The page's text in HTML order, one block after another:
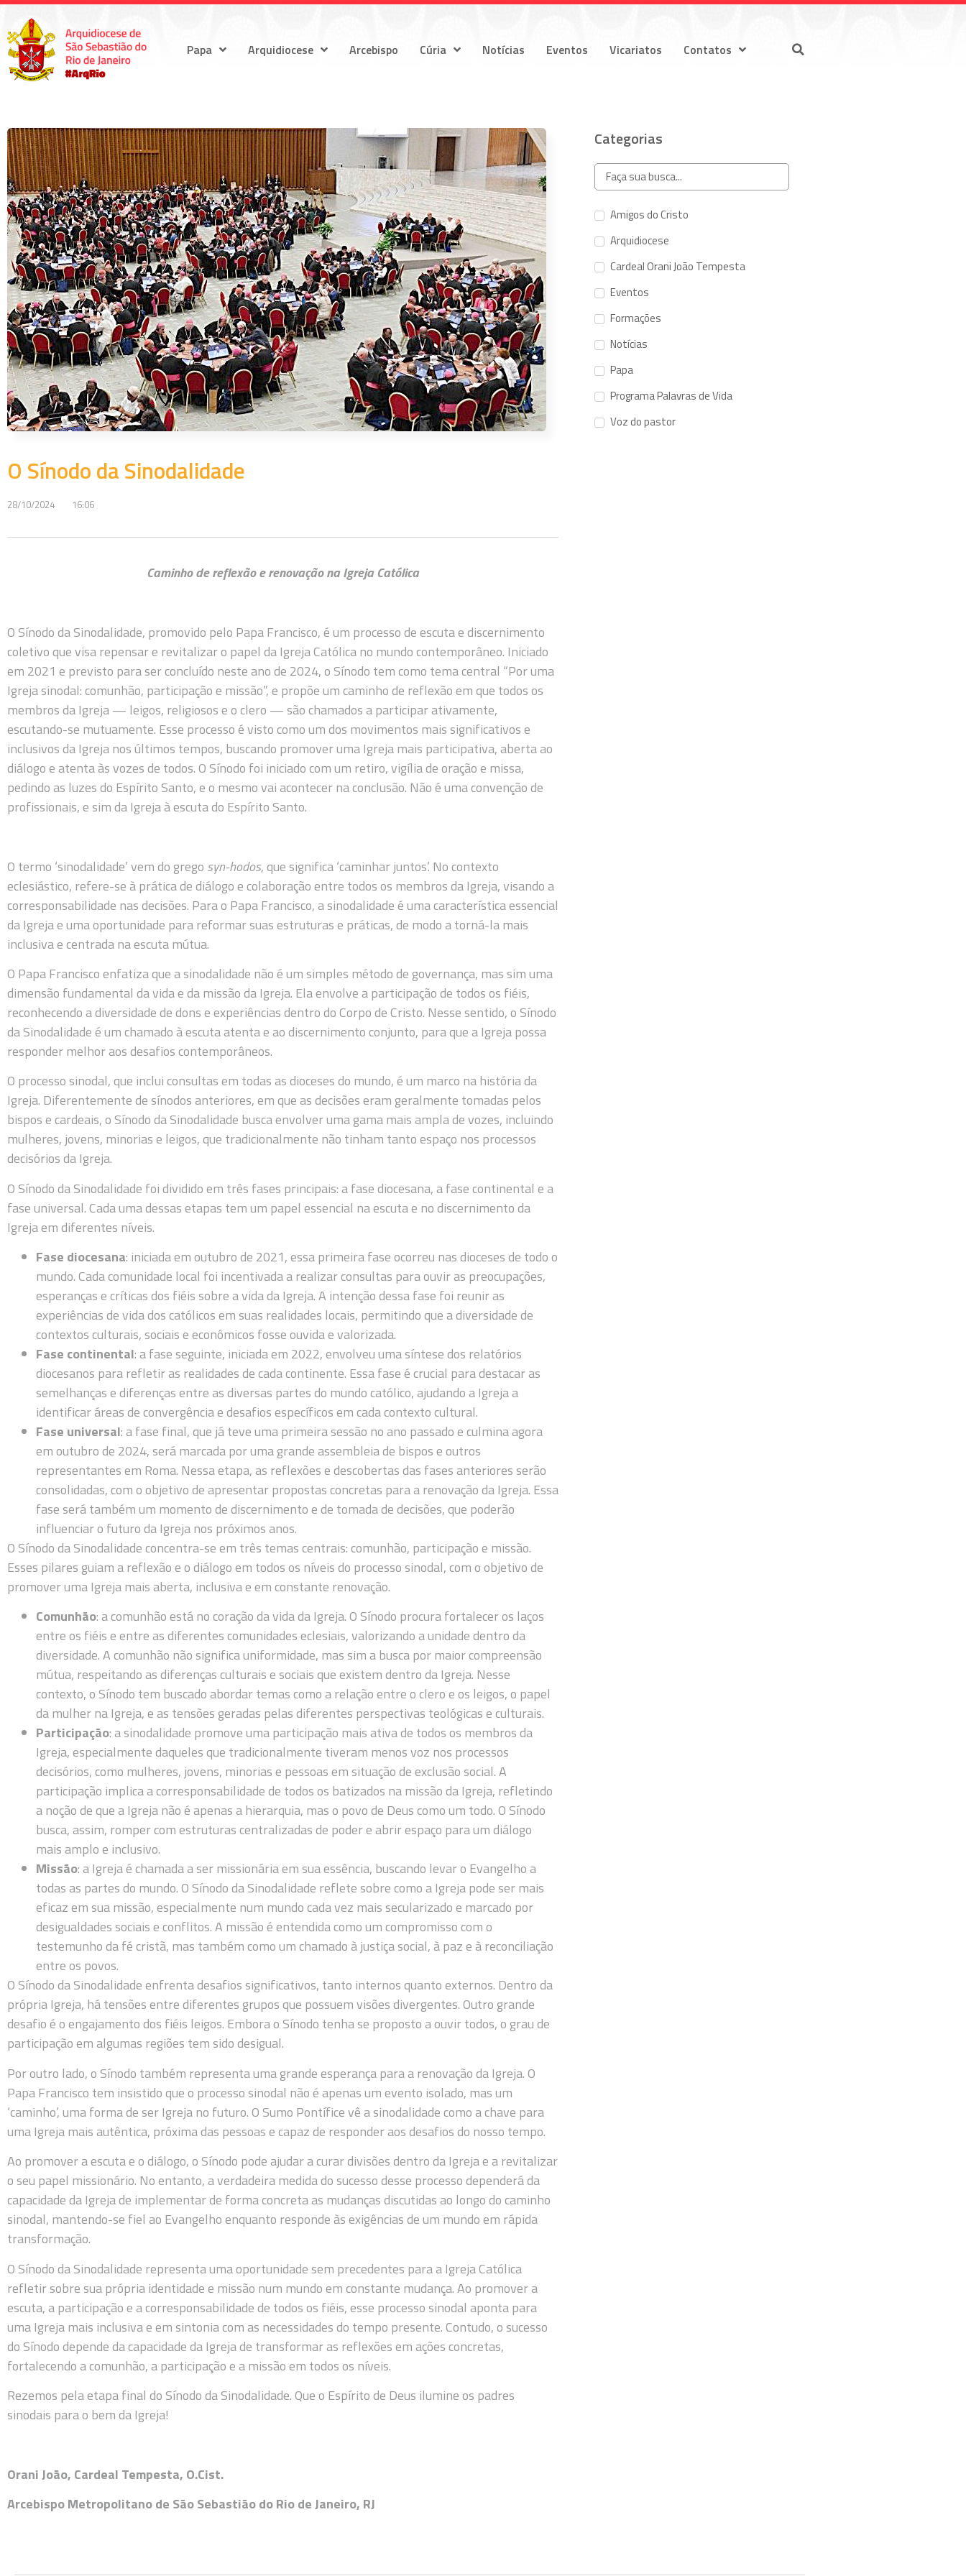
Papa Arquidiocese Arcebispo Cúria Notícias Eventos Vicariatos Contatos
O Sínodo da Sinodalidade
28/10/2024 16:06
Caminho de reflexão e renovação na Igreja Católica
O Sínodo da Sinodalidade, promovido pelo Papa Francisco, é um processo de escuta e discernimento
coletivo que visa repensar e revitalizar o papel da Igreja Católica no mundo contemporâneo. Iniciado
em 2021 e previsto para ser concluído neste ano de 2024, o Sínodo tem como tema central “Por uma
Igreja sinodal: comunhão, participação e missão”, e propõe um caminho de reflexão em que todos os
membros da Igreja — leigos, religiosos e o clero — são chamados a participar ativamente,
escutando-se mutuamente. Esse processo é visto como um dos movimentos mais significativos e
inclusivos da Igreja nos últimos tempos, buscando promover uma Igreja mais participativa, aberta ao
diálogo e atenta às vozes de todos. O Sínodo foi iniciado com um retiro, vigília de oração e missa,
pedindo as luzes do Espírito Santo, e o mesmo vai acontecer na conclusão. Não é uma convenção de
profissionais, e sim da Igreja à escuta do Espírito Santo.
O termo ‘sinodalidade’ vem do grego syn-hodos, que significa ‘caminhar juntos’. No contexto
eclesiástico, refere-se à prática de diálogo e colaboração entre todos os membros da Igreja, visando a
corresponsabilidade nas decisões. Para o Papa Francisco, a sinodalidade é uma característica essencial
da Igreja e uma oportunidade para reformar suas estruturas e práticas, de modo a torná-la mais
inclusiva e centrada na escuta mútua.
O Papa Francisco enfatiza que a sinodalidade não é um simples método de governança, mas sim uma
dimensão fundamental da vida e da missão da Igreja. Ela envolve a participação de todos os fiéis,
reconhecendo a diversidade de dons e experiências dentro do Corpo de Cristo. Nesse sentido, o Sínodo
da Sinodalidade é um chamado à escuta atenta e ao discernimento conjunto, para que a Igreja possa
responder melhor aos desafios contemporâneos.
O processo sinodal, que inclui consultas em todas as dioceses do mundo, é um marco na história da
Igreja. Diferentemente de sínodos anteriores, em que as decisões eram geralmente tomadas pelos
bispos e cardeais, o Sínodo da Sinodalidade busca envolver uma gama mais ampla de vozes, incluindo
mulheres, jovens, minorias e leigos, que tradicionalmente não tinham tanto espaço nos processos
decisórios da Igreja.
O Sínodo da Sinodalidade foi dividido em três fases principais: a fase diocesana, a fase continental e a
fase universal. Cada uma dessas etapas tem um papel essencial na escuta e no discernimento da
Igreja em diferentes níveis.
Fase diocesana: iniciada em outubro de 2021, essa primeira fase ocorreu nas dioceses de todo o
mundo. Cada comunidade local foi incentivada a realizar consultas para ouvir as preocupações,
esperanças e críticas dos fiéis sobre a vida da Igreja. A intenção dessa fase foi reunir as
experiências de vida dos católicos em suas realidades locais, permitindo que a diversidade de
contextos culturais, sociais e econômicos fosse ouvida e valorizada.
Fase continental: a fase seguinte, iniciada em 2022, envolveu uma síntese dos relatórios
diocesanos para refletir as realidades de cada continente. Essa fase é crucial para destacar as
semelhanças e diferenças entre as diversas partes do mundo católico, ajudando a Igreja a
identificar áreas de convergência e desafios específicos em cada contexto cultural.
Fase universal: a fase final, que já teve uma primeira sessão no ano passado e culmina agora
em outubro de 2024, será marcada por uma grande assembleia de bispos e outros
representantes em Roma. Nessa etapa, as reflexões e descobertas das fases anteriores serão
consolidadas, com o objetivo de apresentar propostas concretas para a renovação da Igreja. Essa
fase será também um momento de discernimento e de tomada de decisões, que poderão
influenciar o futuro da Igreja nos próximos anos.
O Sínodo da Sinodalidade concentra-se em três temas centrais: comunhão, participação e missão.
Esses pilares guiam a reflexão e o diálogo em todos os níveis do processo sinodal, com o objetivo de
promover uma Igreja mais aberta, inclusiva e em constante renovação.
Comunhão: a comunhão está no coração da vida da Igreja. O Sínodo procura fortalecer os laços
entre os fiéis e entre as diferentes comunidades eclesiais, valorizando a unidade dentro da
diversidade. A comunhão não significa uniformidade, mas sim a busca por maior compreensão
mútua, respeitando as diferenças culturais e sociais que existem dentro da Igreja. Nesse
contexto, o Sínodo tem buscado abordar temas como a relação entre o clero e os leigos, o papel
da mulher na Igreja, e as tensões geradas pelas diferentes perspectivas teológicas e culturais.
Participação: a sinodalidade promove uma participação mais ativa de todos os membros da
Igreja, especialmente daqueles que tradicionalmente tiveram menos voz nos processos
decisórios, como mulheres, jovens, minorias e pessoas em situação de exclusão social. A
participação implica a corresponsabilidade de todos os batizados na missão da Igreja, refletindo
a noção de que a Igreja não é apenas a hierarquia, mas o povo de Deus como um todo. O Sínodo
busca, assim, romper com estruturas centralizadas de poder e abrir espaço para um diálogo
mais amplo e inclusivo.
Missão: a Igreja é chamada a ser missionária em sua essência, buscando levar o Evangelho a
todas as partes do mundo. O Sínodo da Sinodalidade reflete sobre como a Igreja pode ser mais
eficaz em sua missão, especialmente num mundo cada vez mais secularizado e marcado por
desigualdades sociais e conflitos. A missão é entendida como um compromisso com o
testemunho da fé cristã, mas também como um chamado à justiça social, à paz e à reconciliação
entre os povos.
O Sínodo da Sinodalidade enfrenta desafios significativos, tanto internos quanto externos. Dentro da
própria Igreja, há tensões entre diferentes grupos que possuem visões divergentes. Outro grande
desafio é o engajamento dos fiéis leigos. Embora o Sínodo tenha se proposto a ouvir todos, o grau de
participação em algumas regiões tem sido desigual.
Por outro lado, o Sínodo também representa uma grande esperança para a renovação da Igreja. O
Papa Francisco tem insistido que o processo sinodal não é apenas um evento isolado, mas um
‘caminho’, uma forma de ser Igreja no futuro. O Sumo Pontífice vê a sinodalidade como a chave para
uma Igreja mais autêntica, próxima das pessoas e capaz de responder aos desafios do nosso tempo.
Ao promover a escuta e o diálogo, o Sínodo pode ajudar a curar divisões dentro da Igreja e a revitalizar
o seu papel missionário. No entanto, a verdadeira medida do sucesso desse processo dependerá da
capacidade da Igreja de implementar de forma concreta as mudanças discutidas ao longo do caminho
sinodal, mantendo-se fiel ao Evangelho enquanto responde às exigências de um mundo em rápida
transformação.
O Sínodo da Sinodalidade representa uma oportunidade sem precedentes para a Igreja Católica
refletir sobre sua própria identidade e missão num mundo em constante mudança. Ao promover a
escuta, a participação e a corresponsabilidade de todos os fiéis, esse processo sinodal aponta para
uma Igreja mais inclusiva e em sintonia com as necessidades do tempo presente. Contudo, o sucesso
do Sínodo depende da capacidade da Igreja de transformar as reflexões em ações concretas,
fortalecendo a comunhão, a participação e a missão em todos os níveis.
Rezemos pela etapa final do Sínodo da Sinodalidade. Que o Espírito de Deus ilumine os padres
sinodais para o bem da Igreja!
Orani João, Cardeal Tempesta, O.Cist.
Arcebispo Metropolitano de São Sebastião do Rio de Janeiro, RJ
Categorias
Amigos do Cristo
Arquidiocese
Cardeal Orani João Tempesta
Eventos
Formações
Notícias
Papa
Programa Palavras de Vida
Voz do pastor